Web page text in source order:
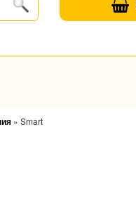
» Smart